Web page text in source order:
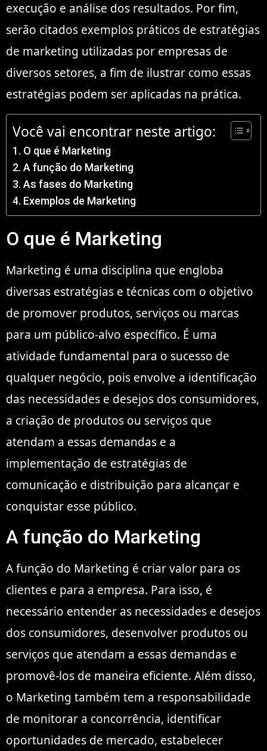
execução e análise dos resultados. Por fim,
serão citados exemplos práticos de estratégias
de marketing utilizadas por empresas de
diversos setores, a fim de ilustrar como essas
estratégias podem ser aplicadas na prática.
Você vai encontrar neste artigo:
O que é Marketing
A função do Marketing
As fases do Marketing
Exemplos de Marketing
O que é Marketing
Marketing é uma disciplina que engloba
diversas estratégias e técnicas com o objetivo
de promover produtos, serviços ou marcas
para um público-alvo específico. É uma
atividade fundamental para o sucesso de
qualquer negócio, pois envolve a identificação
das necessidades e desejos dos consumidores,
a criação de produtos ou serviços que
atendam a essas demandas e a
implementação de estratégias de
comunicação e distribuição para alcançar e
conquistar esse público.
A função do Marketing
A função do Marketing é criar valor para os
clientes e para a empresa. Para isso, é
necessário entender as necessidades e desejos
dos consumidores, desenvolver produtos ou
serviços que atendam a essas demandas e
promovê-los de maneira eficiente. Além disso,
o Marketing também tem a responsabilidade
de monitorar a concorrência, identificar
oportunidades de mercado, estabelecer